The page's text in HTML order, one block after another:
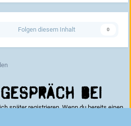
Folgen diesem Inhalt 0
bei
später registrieren. Wenn du bereits einen